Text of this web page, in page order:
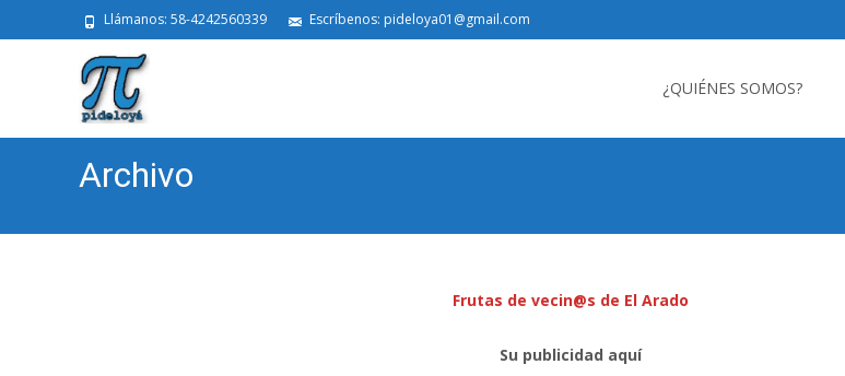
Llámanos: 58-4242560339 Escríbenos: pideloya01@gmail.com
¿QUIÉNES SOMOS?
Archivo
Frutas de vecin@s de El Arado
Su publicidad aquí